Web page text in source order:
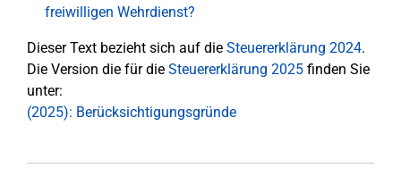
freiwilligen Wehrdienst?
Dieser Text bezieht sich auf die Steuererklärung 2024.
Die Version die für die Steuererklärung 2025 finden Sie
unter:
(2025): Berücksichtigungsgründe